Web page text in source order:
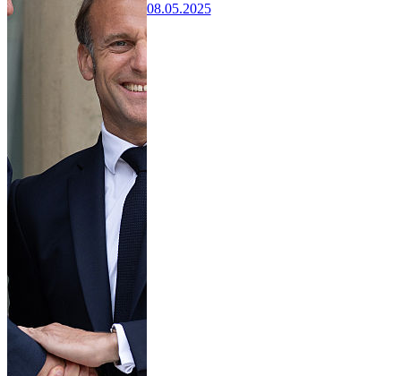
08.05.2025